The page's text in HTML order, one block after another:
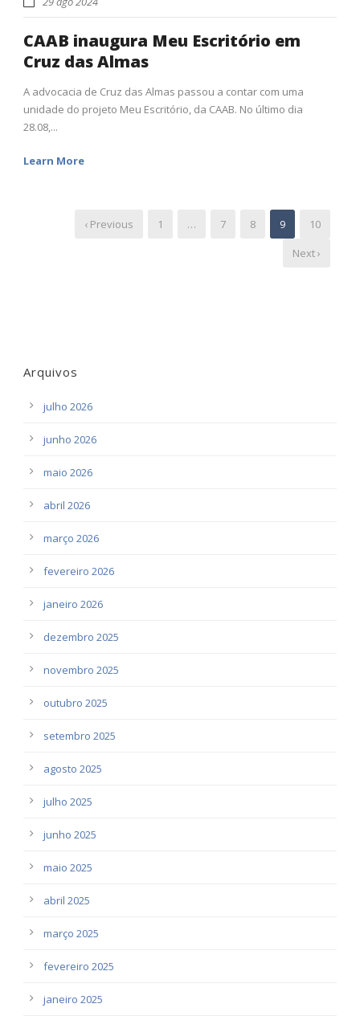
CAAB inaugura Meu Escritório em
Cruz das Almas
A advocacia de Cruz das Almas passou a contar com uma
unidade do projeto Meu Escritório, da CAAB. No último dia
28.08,...
Learn More
‹ Previous 1 … 7 8 9
10
Next ›
Arquivos
julho 2026
junho 2026
maio 2026
abril 2026
março 2026
fevereiro 2026
janeiro 2026
dezembro 2025
novembro 2025
outubro 2025
setembro 2025
agosto 2025
julho 2025
junho 2025
maio 2025
abril 2025
março 2025
fevereiro 2025
janeiro 2025